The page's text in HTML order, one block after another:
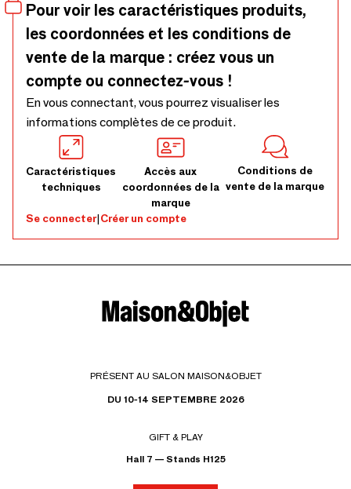
Pour voir les caractéristiques produits,
les coordonnées et les conditions de
vente de la marque : créez vous un
compte ou connectez-vous !
En vous connectant, vous pourrez visualiser les
informations complètes de ce produit.
Caractéristiques
techniques
Accès aux
coordonnées de la
marque
Conditions de
vente de la marque
Se connecter|Créer un compte
PRÉSENT AU SALON MAISON&OBJET
DU 10-14 SEPTEMBRE 2026
GIFT & PLAY
Hall 7 — Stands H125